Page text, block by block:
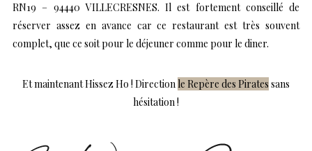
RN19 – 94440 VILLECRESNES. Il est fortement conseillé de
réserver assez en avance car ce restaurant est très souvent
complet, que ce soit pour le déjeuner comme pour le diner.
Et maintenant Hissez Ho ! Direction le Repère des Pirates sans
hésitation !